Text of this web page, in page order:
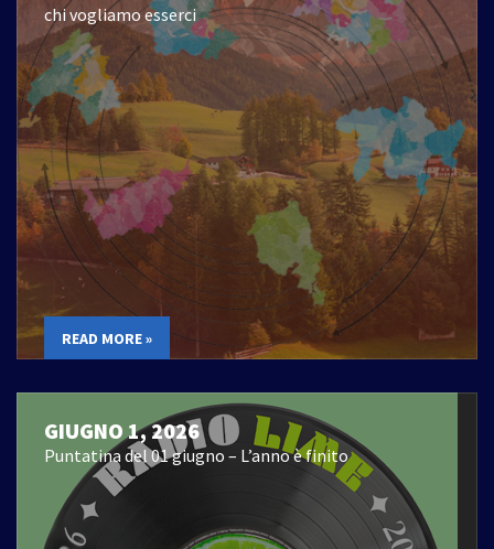
chi vogliamo esserci
READ MORE »
GIUGNO 1, 2026
Puntatina del 01 giugno – L’anno è finito